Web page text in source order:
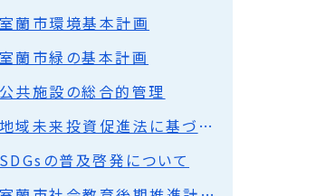
室蘭市環境基本計画
室蘭市緑の基本計画
公共施設の総合的管理
地域未来投資促進法に基づく室蘭市地域基本計画について
SDGsの普及啓発について